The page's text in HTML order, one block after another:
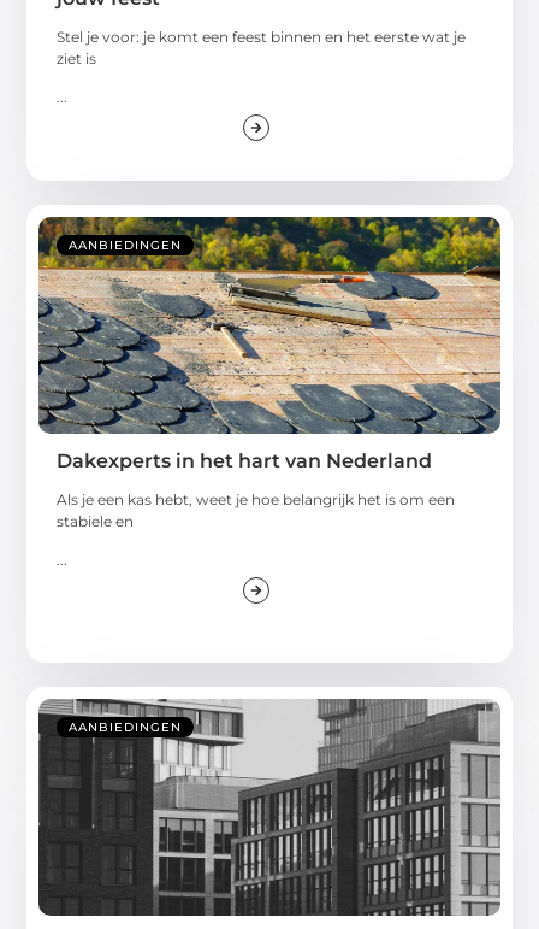
Stel je voor: je komt een feest binnen en het eerste wat je
ziet is
...
AANBIEDINGEN
Dakexperts in het hart van Nederland
Als je een kas hebt, weet je hoe belangrijk het is om een
stabiele en
...
AANBIEDINGEN